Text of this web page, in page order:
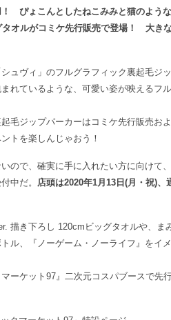
ぴょこんとしたねこみみと猫のよう
オルがコミケ先行販売で登場！ 大き
ュヴィ」のフルグラフィック裏起毛ジ
まれているような、可愛い姿が映えるフ
毛ジップパーカーはコミケ先行販売お
トを楽しんじゃおう！
ので、確実に手に入れたい方に向けて
中だ。 店頭は2020年1月13日(月・祝)、
描き下ろし 120cmビッグタオルや、ま
ル、『ノーゲーム・ノーライフ』をイ
ーケット97』二次元コスパブースで先